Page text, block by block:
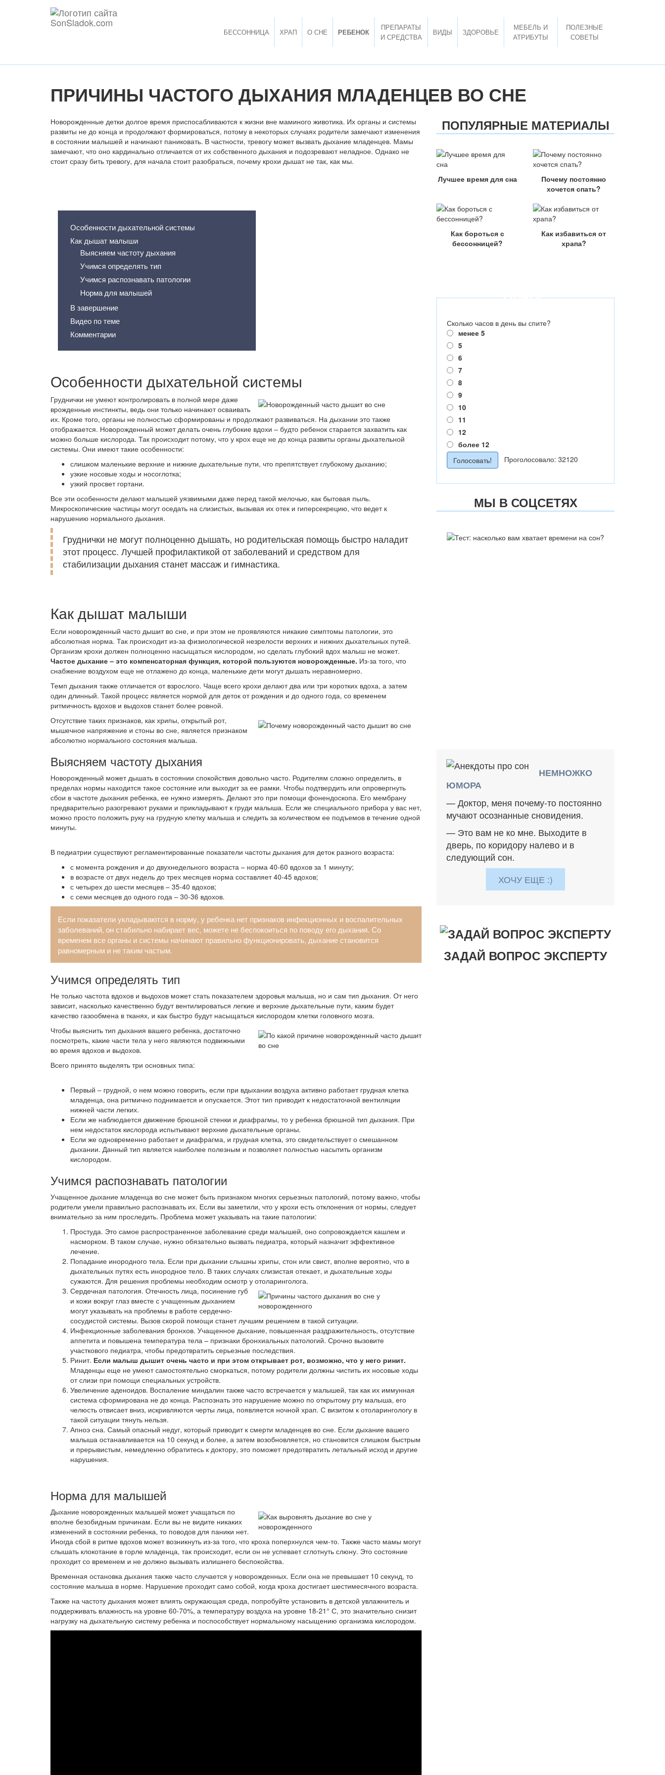
БЕССОННИЦА ХРАП О СНЕ РЕБЕНОК
ПРЕПАРАТЫ
И СРЕДСТВА
ВИДЫ ЗДОРОВЬЕ
МЕБЕЛЬ И
АТРИБУТЫ
ПОЛЕЗНЫЕ
СОВЕТЫ
ПРИЧИНЫ ЧАСТОГО ДЫХАНИЯ МЛАДЕНЦЕВ ВО СНЕ
Новорожденные детки долгое время приспосабливаются к жизни вне маминого животика. Их органы и системы
развиты не до конца и продолжают формироваться, потому в некоторых случаях родители замечают изменения
в состоянии малышей и начинают паниковать. В частности, тревогу может вызвать дыхание младенцев. Мамы
замечают, что оно кардинально отличается от их собственного дыхания и подозревают неладное. Однако не
стоит сразу бить тревогу, для начала стоит разобраться, почему крохи дышат не так, как мы.
Особенности дыхательной системы
Как дышат малыши
Выясняем частоту дыхания
Учимся определять тип
Учимся распознавать патологии
Норма для малышей
В завершение
Видео по теме
Комментарии
Особенности дыхательной системы
Груднички не умеют контролировать в полной мере даже
врожденные инстинкты, ведь они только начинают осваивать
их. Кроме того, органы не полностью сформированы и продолжают развиваться. На дыхании это также
отображается. Новорожденный может делать очень глубокие вдохи – будто ребенок старается захватить как
можно больше кислорода. Так происходит потому, что у крох еще не до конца развиты органы дыхательной
системы. Они имеют такие особенности:
слишком маленькие верхние и нижние дыхательные пути, что препятствует глубокому дыханию;
узкие носовые ходы и носоглотка;
узкий просвет гортани.
Все эти особенности делают малышей уязвимыми даже перед такой мелочью, как бытовая пыль.
Микроскопические частицы могут оседать на слизистых, вызывая их отек и гиперсекрецию, что ведет к
нарушению нормального дыхания.
Груднички не могут полноценно дышать, но родительская помощь быстро наладит
этот процесс. Лучшей профилактикой от заболеваний и средством для
стабилизации дыхания станет массаж и гимнастика.
Как дышат малыши
Если новорожденный часто дышит во сне, и при этом не проявляются никакие симптомы патологии, это
абсолютная норма. Так происходит из-за физиологической незрелости верхних и нижних дыхательных путей.
Организм крохи должен полноценно насыщаться кислородом, но сделать глубокий вдох малыш не может.
Частое дыхание – это компенсаторная функция, которой пользуются новорожденные. Из-за того, что
снабжение воздухом еще не отлажено до конца, маленькие дети могут дышать неравномерно.
Темп дыхания также отличается от взрослого. Чаще всего крохи делают два или три коротких вдоха, а затем
один длинный. Такой процесс является нормой для деток от рождения и до одного года, со временем
ритмичность вдохов и выдохов станет более ровной.
Отсутствие таких признаков, как хрипы, открытый рот,
мышечное напряжение и стоны во сне, является признаком
абсолютно нормального состояния малыша.
Выясняем частоту дыхания
Новорожденный может дышать в состоянии спокойствия довольно часто. Родителям сложно определить, в
пределах нормы находится такое состояние или выходит за ее рамки. Чтобы подтвердить или опровергнуть
сбои в частоте дыхания ребенка, ее нужно измерять. Делают это при помощи фонендоскопа. Его мембрану
предварительно разогревают руками и прикладывают к груди малыша. Если же специального прибора у вас нет,
можно просто положить руку на грудную клетку малыша и следить за количеством ее подъемов в течение одной
минуты.
В педиатрии существуют регламентированные показатели частоты дыхания для деток разного возраста:
с момента рождения и до двухнедельного возраста – норма 40-60 вдохов за 1 минуту;
в возрасте от двух недель до трех месяцев норма составляет 40-45 вдохов;
с четырех до шести месяцев – 35-40 вдохов;
с семи месяцев до одного года – 30-36 вдохов.
Если показатели укладываются в норму, у ребенка нет признаков инфекционных и воспалительных
заболеваний, он стабильно набирает вес, можете не беспокоиться по поводу его дыхания. Со
временем все органы и системы начинают правильно функционировать, дыхание становится
равномерным и не таким частым.
Учимся определять тип
Не только частота вдохов и выдохов может стать показателем здоровья малыша, но и сам тип дыхания. От него
зависит, насколько качественно будут вентилироваться легкие и верхние дыхательные пути, каким будет
качество газообмена в тканях, и как быстро будут насыщаться кислородом клетки головного мозга.
Чтобы выяснить тип дыхания вашего ребенка, достаточно
посмотреть, какие части тела у него являются подвижными
во время вдохов и выдохов.
Всего принято выделять три основных типа:
Первый – грудной, о нем можно говорить, если при вдыхании воздуха активно работает грудная клетка
младенца, она ритмично поднимается и опускается. Этот тип приводит к недостаточной вентиляции
нижней части легких.
Если же наблюдается движение брюшной стенки и диафрагмы, то у ребенка брюшной тип дыхания. При
нем недостаток кислорода испытывают верхние дыхательные органы.
Если же одновременно работает и диафрагма, и грудная клетка, это свидетельствует о смешанном
дыхании. Данный тип является наиболее полезным и позволяет полностью насытить организм
кислородом.
Учимся распознавать патологии
Учащенное дыхание младенца во сне может быть признаком многих серьезных патологий, потому важно, чтобы
родители умели правильно распознавать их. Если вы заметили, что у крохи есть отклонения от нормы, следует
внимательно за ним проследить. Проблема может указывать на такие патологии:
Простуда. Это самое распространенное заболевание среди малышей, оно сопровождается кашлем и
насморком. В таком случае, нужно обязательно вызвать педиатра, который назначит эффективное
лечение.
Попадание инородного тела. Если при дыхании слышны хрипы, стон или свист, вполне вероятно, что в
дыхательных путях есть инородное тело. В таких случаях слизистая отекает, и дыхательные ходы
сужаются. Для решения проблемы необходим осмотр у отоларинголога.
Сердечная патология. Отечность лица, посинение губ
и кожи вокруг глаз вместе с учащенным дыханием
могут указывать на проблемы в работе сердечно-
сосудистой системы. Вызов скорой помощи станет лучшим решением в такой ситуации.
Инфекционные заболевания бронхов. Учащенное дыхание, повышенная раздражительность, отсутствие
аппетита и повышена температура тела – признаки бронхиальных патологий. Срочно вызовите
участкового педиатра, чтобы предотвратить серьезные последствия.
Ринит. Если малыш дышит очень часто и при этом открывает рот, возможно, что у него ринит.
Младенцы еще не умеют самостоятельно сморкаться, потому родители должны чистить их носовые ходы
от слизи при помощи специальных устройств.
Увеличение аденоидов. Воспаление миндалин также часто встречается у малышей, так как их иммунная
система сформирована не до конца. Распознать это нарушение можно по открытому рту малыша, его
челюсть отвисает вниз, искривляются черты лица, появляется ночной храп. С визитом к отоларингологу в
такой ситуации тянуть нельзя.
Апноэ сна. Самый опасный недуг, который приводит к смерти младенцев во сне. Если дыхание вашего
малыша останавливается на 10 секунд и более, а затем возобновляется, но становится слишком быстрым
и прерывистым, немедленно обратитесь к доктору, это поможет предотвратить летальный исход и другие
нарушения.
Норма для малышей
Дыхание новорожденных малышей может учащаться по
вполне безобидным причинам. Если вы не видите никаких
изменений в состоянии ребенка, то поводов для паники нет.
Иногда сбой в ритме вдохов может возникнуть из-за того, что кроха поперхнулся чем-то. Также часто мамы могут
слышать клокотание в горле младенца, так происходит, если он не успевает сглотнуть слюну. Это состояние
проходит со временем и не должно вызывать излишнего беспокойства.
Временная остановка дыхания также часто случается у новорожденных. Если она не превышает 10 секунд, то
состояние малыша в норме. Нарушение проходит само собой, когда кроха достигает шестимесячного возраста.
Также на частоту дыхания может влиять окружающая среда, попробуйте установить в детской увлажнитель и
поддерживать влажность на уровне 60-70%, а температуру воздуха на уровне 18-21° С, это значительно снизит
нагрузку на дыхательную систему ребенка и поспособствует нормальному насыщению организма кислородом.
ПОПУЛЯРНЫЕ МАТЕРИАЛЫ
Лучшее время для сна
Почему постоянно
хочется спать?
Как бороться с
бессонницей?
Как избавиться от
храпа?
ОПРОС
Сколько часов в день вы спите?
менее 5
5
6
7
8
9
10
11
12
более 12
Проголосовало: 32120
МЫ В СОЦСЕТЯХ
НЕМНОЖКО
ЮМОРА
— Доктор, меня почему-то постоянно
мучают осознанные сновидения.
— Это вам не ко мне. Выходите в
дверь, по коридору налево и в
следующий сон.
ХОЧУ ЕЩЕ :)
ЗАДАЙ ВОПРОС ЭКСПЕРТУ